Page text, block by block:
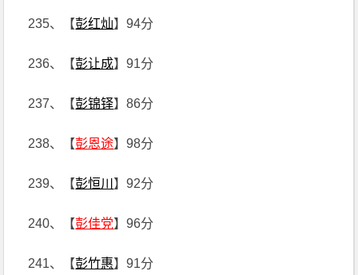
235、【彭红灿】94分
236、【彭让成】91分
237、【彭锦铎】86分
238、【彭恩途】98分
239、【彭恒川 】92分
240、【彭佳党】96分
241、【彭竹惠】91分